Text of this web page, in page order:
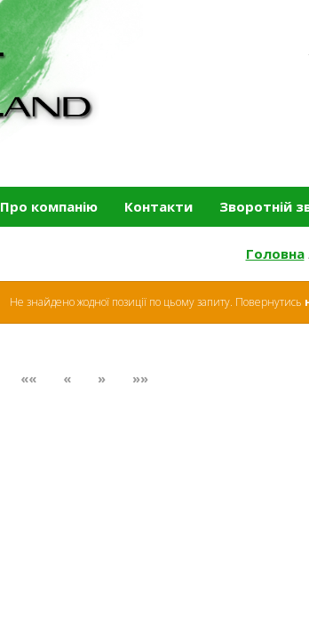
Про компанію Контакти Зворотній
Головна
Не знайдено жодної позиції по цьому запиту. Повернутись
«« « » »»